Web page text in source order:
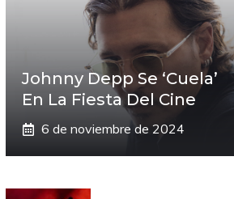
Johnny Depp Se ‘cuela’
En La Fiesta Del Cine
6 de noviembre de 2024